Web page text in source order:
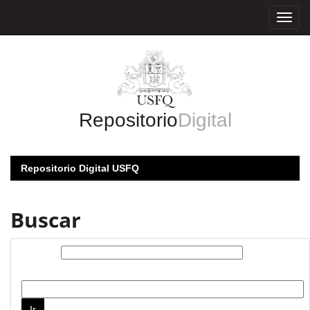
RepositorioDigital
Repositorio Digital USFQ
Buscar